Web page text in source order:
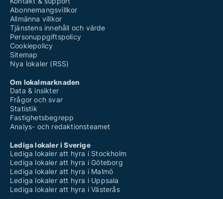
Abonnemangsvillkor
Allmänna villkor
Tjänstens innehåll och värde
Personuppgiftspolicy
Cookiepolicy
Sitemap
Nya lokaler (RSS)
Om lokalmarknaden
Data & insikter
Frågor och svar
Statistik
Fastighetsbegrepp
Analys- och redaktionsteamet
Lediga lokaler i Sverige
Lediga lokaler att hyra i Stockholm
Lediga lokaler att hyra i Göteborg
Lediga lokaler att hyra i Malmö
Lediga lokaler att hyra i Uppsala
Lediga lokaler att hyra i Västerås